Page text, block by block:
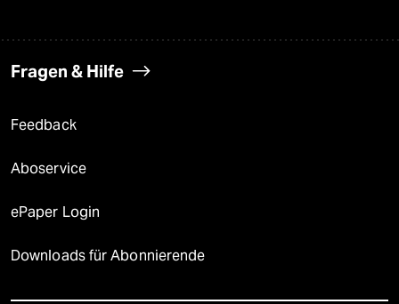
Fragen & Hilfe
Feedback
Aboservice
ePaper Login
Downloads für Abonnierende